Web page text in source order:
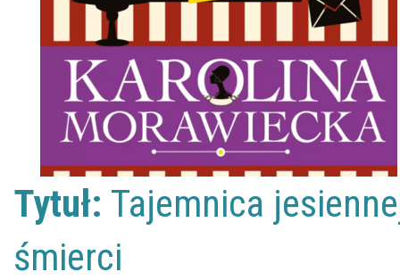
Tytuł: Tajemnica
śmierci